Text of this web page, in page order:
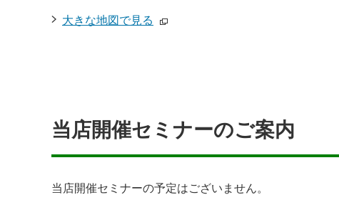
大きな地図で見る
当店開催セミナーのご案内
当店開催セミナーの予定はございません。